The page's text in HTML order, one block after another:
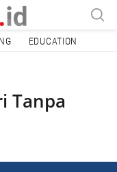
EDUCATION
Tanpa